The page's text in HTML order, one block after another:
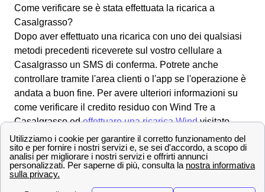
Come verificare se è stata effettuata la ricarica a
Casalgrasso?
Dopo aver effettuato una ricarica con uno dei qualsiasi
metodi precedenti riceverete sul vostro cellulare a
Casalgrasso un SMS di conferma. Potrete anche
controllare tramite l'area clienti o l'app se l'operazione è
andata a buon fine. Per avere ulteriori informazioni su
come verificare il credito residuo con Wind Tre a
Casalgrasso edeffettuare una ricarica Windvisitate
questa pagina.
Tutti i numeri Wind Tre per l'assistenza clienti a
Casalgrasso